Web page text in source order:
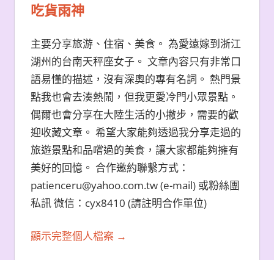
吃貨雨神
主要分享旅游、住宿、美食。 為愛遠嫁到浙江
湖州的台南天秤座女子。 文章內容只有非常口
語易懂的描述，沒有深奧的專有名詞。 熱門景
點我也會去湊熱鬧，但我更愛冷門小眾景點。
偶爾也會分享在大陸生活的小撇步，需要的歡
迎收藏文章。 希望大家能夠透過我分享走過的
旅遊景點和品嚐過的美食，讓大家都能夠擁有
美好的回憶。 合作邀約聯繫方式：
patienceru@yahoo.com.tw (e-mail) 或粉絲團
私訊 微信：cyx8410 (請註明合作單位)
顯示完整個人檔案 →